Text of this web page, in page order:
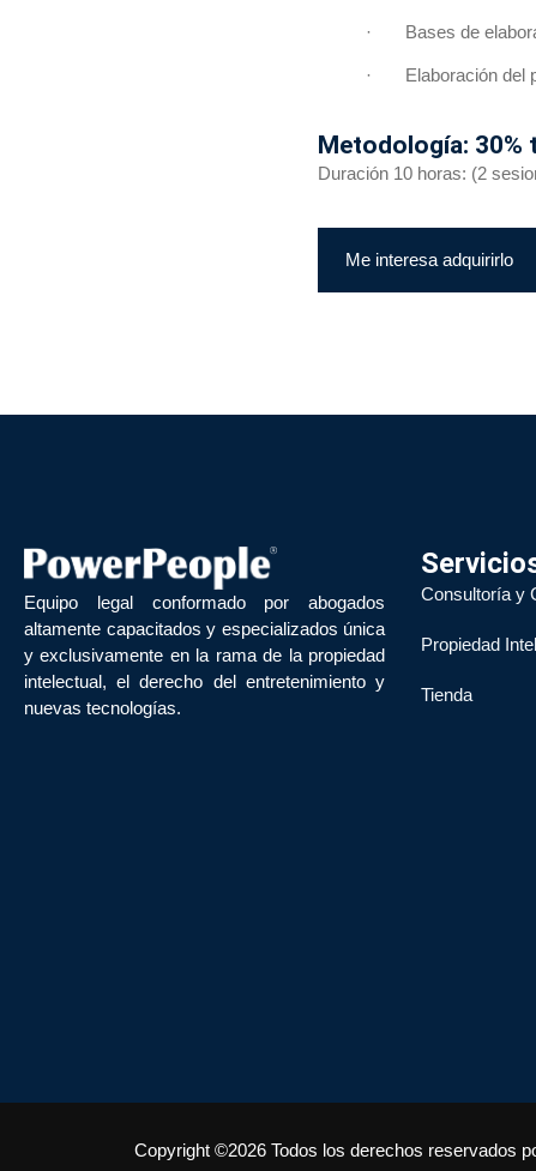
· Bases de
· Elaboración del
Metodología:
Duración 10 horas: (2
Me interesa adquirirlo
Equipo legal conformado por abogados
altamente capacitados y especializados única
y exclusivamente en la rama de la propiedad
intelectual, el derecho del entretenimiento y
nuevas tecnologías.
Consultoría y
Propiedad
Tienda
Copyright ©2026 Todos los derechos reservados